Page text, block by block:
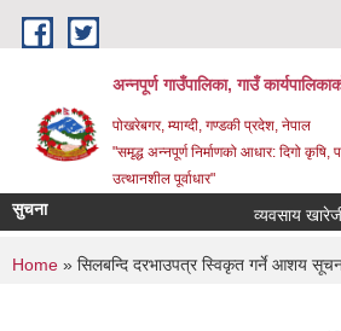
Skip to main content
अन्‍नपूर्ण गाउँपालिका, गाउँ
पोखरेबगर, म्याग्दी, गण्डकी प्रदेश, नेपाल
"समृद्ध अन्‍नपूर्ण निर्माणको आधार: दिगो कृषि,
उत्थानशील पूर्वाधार"
सुचना व्यवसाय खारेजी
You are here
Home » सिलबन्दि दरभाउपत्र स्विकृत गर्ने आशय